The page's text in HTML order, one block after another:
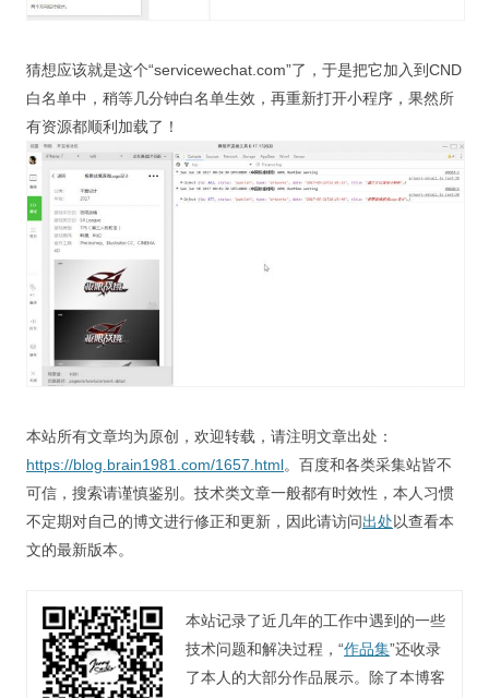
猜想应该就是这个“servicewechat.com”了，于是把它加入到CND
白名单中，稍等几分钟白名单生效，再重新打开小程序，果然所
有资源都顺利加载了！
本站所有文章均为原创，欢迎转载，请注明文章出处：
https://blog.brain1981.com/1657.html。百度和各类采集站皆不
可信，搜索请谨慎鉴别。技术类文章一般都有时效性，本人习惯
不定期对自己的博文进行修正和更新，因此请访问出处以查看本
文的最新版本。
本站记录了近几年的工作中遇到的一些
技术问题和解决过程，“作品集”还收录
了本人的大部分作品展示。除了本博客